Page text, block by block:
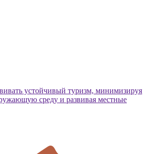
устойчивый туризм, минимизируя
среду и развивая местные